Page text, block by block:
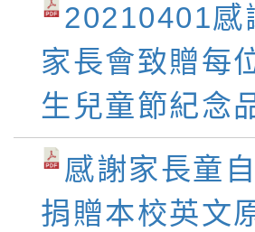
20210401感
家長會致贈每
生兒童節紀念
感謝家長童
捐贈本校英文